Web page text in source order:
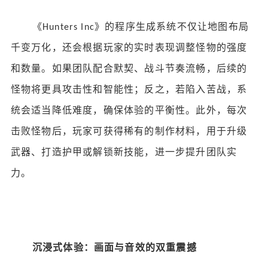
《 Hunters Inc》的程序生成系统不仅让地图布局
千变万化，还会根据玩家的实时表现调整怪物的强度
和数量。如果团队配合默契、战斗节奏流畅，后续的
怪物将更具攻击性和智能性；反之，若陷入苦战，系
统会适当降低难度，确保体验的平衡性。此外，每次
击败怪物后，玩家可获得稀有的制作材料，用于升级
武器、打造护甲或解锁新技能，进一步提升团队实
力。
沉浸式体验：画面与音效的双重震撼